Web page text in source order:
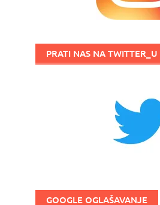
PRATI NAS NA TWITTER_U
GOOGLE OGLAŠAVANJE